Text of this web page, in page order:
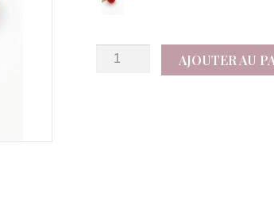
quantité
AJOUTER AU